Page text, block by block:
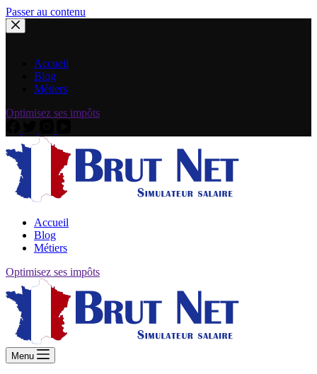
Passer au contenu
Accueil
Blog
Métiers
Optimisez ses impôts
Accueil
Blog
Métiers
Optimisez ses impôts
Menu